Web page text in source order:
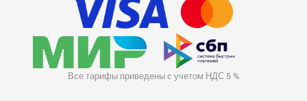
Все тарифы приведены с учетом НДС 5 %